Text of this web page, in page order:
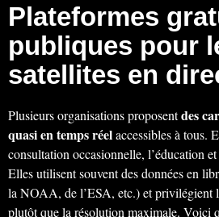
Plateformes
publiques pour
satellites en
Plusieurs organisations proposentdes
quasi en temps réelaccessibles à tous.
consultation occasionnelle, l’éducation
Elles utilisent souvent des données en
la NOAA, de l’ESA, etc.) et privilégient
plutôt que la résolution maximale. Voici